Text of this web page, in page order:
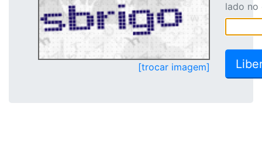
[trocar imagem]
lado no